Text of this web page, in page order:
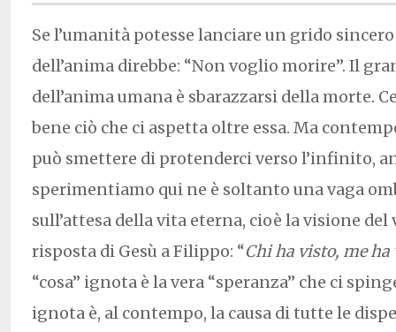
Se l’umanità potesse lanciare un grido
dell’anima direbbe: “Non voglio morire”. Il
dell’anima umana è sbarazzarsi della morte.
bene ciò che ci aspetta oltre essa. Ma
può smettere di protenderci verso l’infinito,
sperimentiamo qui ne è soltanto una vaga
sull’attesa della vita eterna, cioè la visione del
risposta di Gesù a Filippo: “Chi ha visto, me
“cosa” ignota è la vera “speranza” che ci
ignota è, al contempo, la causa di tutte le